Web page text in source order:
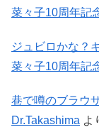
菜々子10周年記
ジュビロかな？
菜々子10周年記
巷で噂のブラウ
Dr.Takashima よ